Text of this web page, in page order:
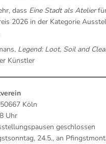
dass Eine Stadt als Atelier
2026 in der Kategorie
Legend: Loot, Soil and
Künstler
Köln
Uhr
geschlossen
24.5., an